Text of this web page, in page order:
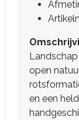
open
en een